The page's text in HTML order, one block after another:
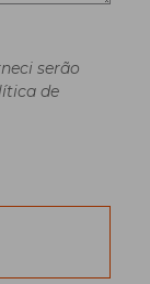
serão
de